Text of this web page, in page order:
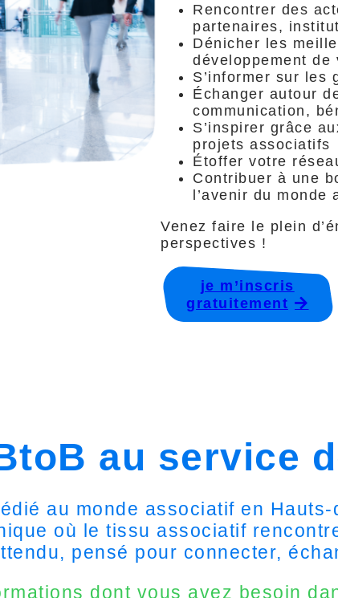
Rencontrer des
partenaires,
Dénicher les
développement de
S’informer sur les
Échanger autour
communication,
S’inspirer grâce
projets associatifs
Étoffer votre
Contribuer à une
l’avenir du monde
Venez faire le plein
perspectives !
je m’inscris
gratuitement
au service
au monde associatif en
où le tissu associatif
pensé pour connecter,
dont vous avez besoin